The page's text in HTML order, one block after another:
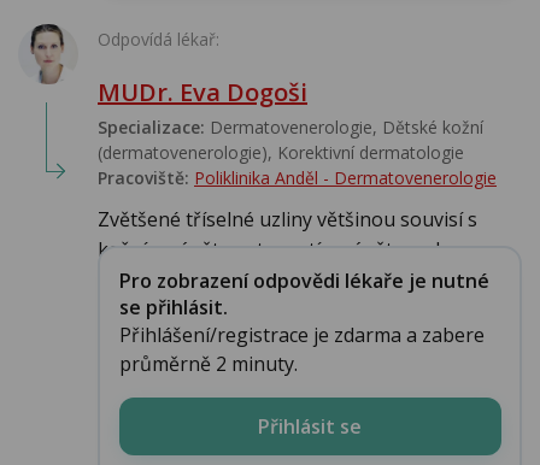
Odpovídá lékař:
MUDr. Eva Dogoši
Specializace: Dermatovenerologie, Dětské kožní
(dermatovenerologie), Korektivní dermatologie
Pracoviště: Poliklinika Anděl - Dermatovenerologie
Zvětšené tříselné uzliny většinou souvisí s
kožním zánětem, tzn. s tím zánětem vlaso...
Pro zobrazení odpovědi lékaře je nutné
se přihlásit.
Přihlášení/registrace je zdarma a zabere
průměrně 2 minuty.
Přihlásit se